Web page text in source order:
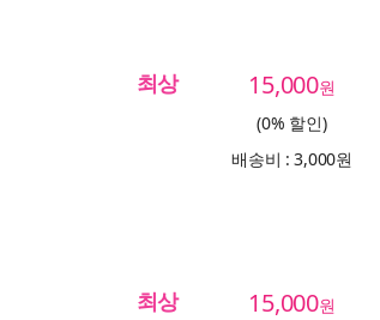
최상 15,000원
(0% 할인)
배송비 : 3,000원
최상 15,000원